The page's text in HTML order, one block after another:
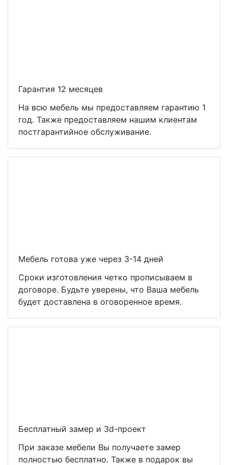
Гарантия 12 месяцев
На всю мебель мы предоставляем гарантию 1
год. Также предоставляем нашим клиентам
постгарантийное обслуживание.
Мебель готова уже через 3-14 дней
Сроки изготовления четко прописываем в
договоре. Будьте уверены, что Ваша мебель
будет доставлена в оговоренное время.
Бесплатный замер и 3d-проект
При заказе мебели Вы получаете замер
полностью бесплатно. Также в подарок вы